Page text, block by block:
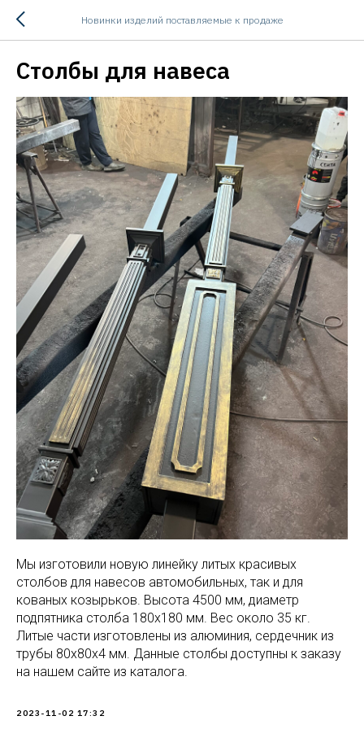
Новинки изделий поставляемые к продаже
Столбы для навеса
Мы изготовили новую линейку литых красивых
столбов для навесов автомобильных, так и для
кованых козырьков. Высота 4500 мм, диаметр
подпятника столба 180х180 мм. Вес около 35 кг.
Литые части изготовлены из алюминия, сердечник из
трубы 80х80х4 мм. Данные столбы доступны к заказу
на нашем сайте из каталога.
2023-11-02 17:32